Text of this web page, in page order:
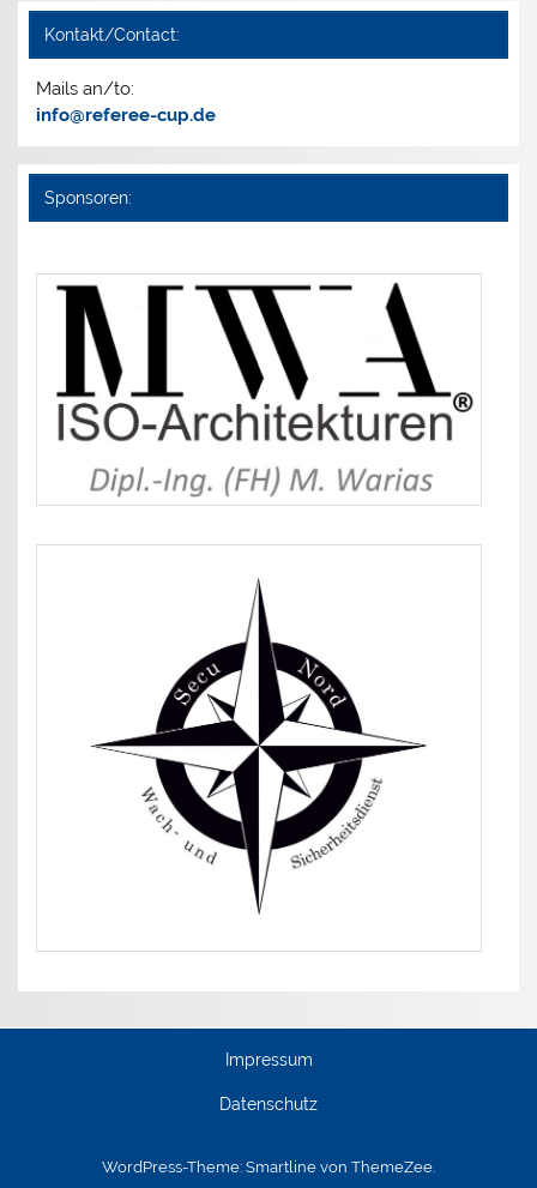
Kontakt/Contact:
Mails an/to:
info@referee-cup.de
Sponsoren:
Impressum
Datenschutz
WordPress-Theme: Smartline von ThemeZee.